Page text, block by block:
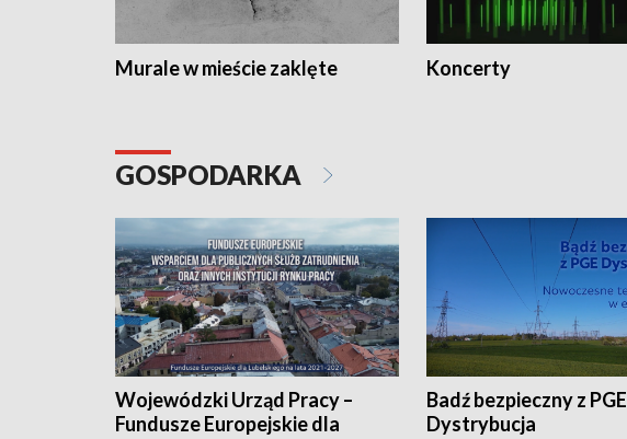
Murale w mieście zaklęte Koncerty
GOSPODARKA
Wojewódzki Urząd Pracy –
Fundusze Europejskie dla
Badź bezpieczny z PGE
Dystrybucja